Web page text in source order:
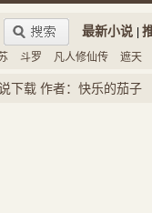
最新小说
斗罗 凡人修仙传 遮天
下载 作者：快乐的茄子